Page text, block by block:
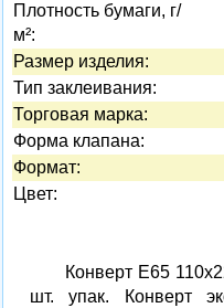
Плотность бумаги, г/
м²:
Размер изделия:
Тип заклеивания:
Торговая марка:
Форма клапана:
Формат:
Цвет:
Конверт Е65
шт. упак. Конверт